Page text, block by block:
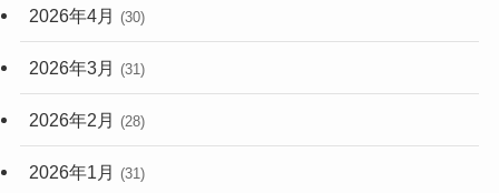
2026年4月 (30)
2026年3月 (31)
2026年2月 (28)
2026年1月 (31)